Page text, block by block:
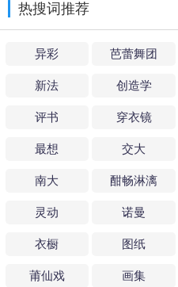
热搜词推荐
异彩 芭蕾舞团
新法 创造学
评书 穿衣镜
最想 交大
南大 酣畅淋漓
灵动 诺曼
衣橱 图纸
莆仙戏 画集